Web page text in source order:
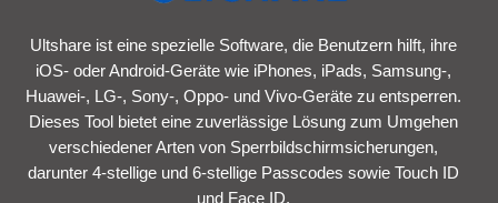
Ultshare ist eine spezielle Software, die Benutzern hilft, ihre
iOS- oder Android-Geräte wie iPhones, iPads, Samsung-,
Huawei-, LG-, Sony-, Oppo- und Vivo-Geräte zu entsperren.
Dieses Tool bietet eine zuverlässige Lösung zum Umgehen
verschiedener Arten von Sperrbildschirmsicherungen,
darunter 4-stellige und 6-stellige Passcodes sowie Touch ID
und Face ID.